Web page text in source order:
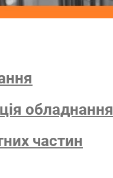
обладнання
частин